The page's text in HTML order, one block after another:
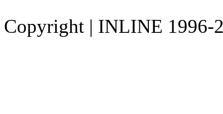
Copyright | INLINE 1996-